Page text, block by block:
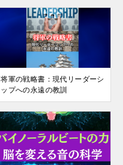
将軍の戦略書：現代リーダーシ
ップへの永遠の教訓